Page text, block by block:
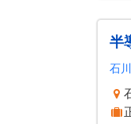
半
石